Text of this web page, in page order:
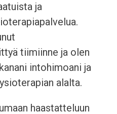
ja
tiimiinne ja olen
intohimoani ja
alalta.
haastatteluun